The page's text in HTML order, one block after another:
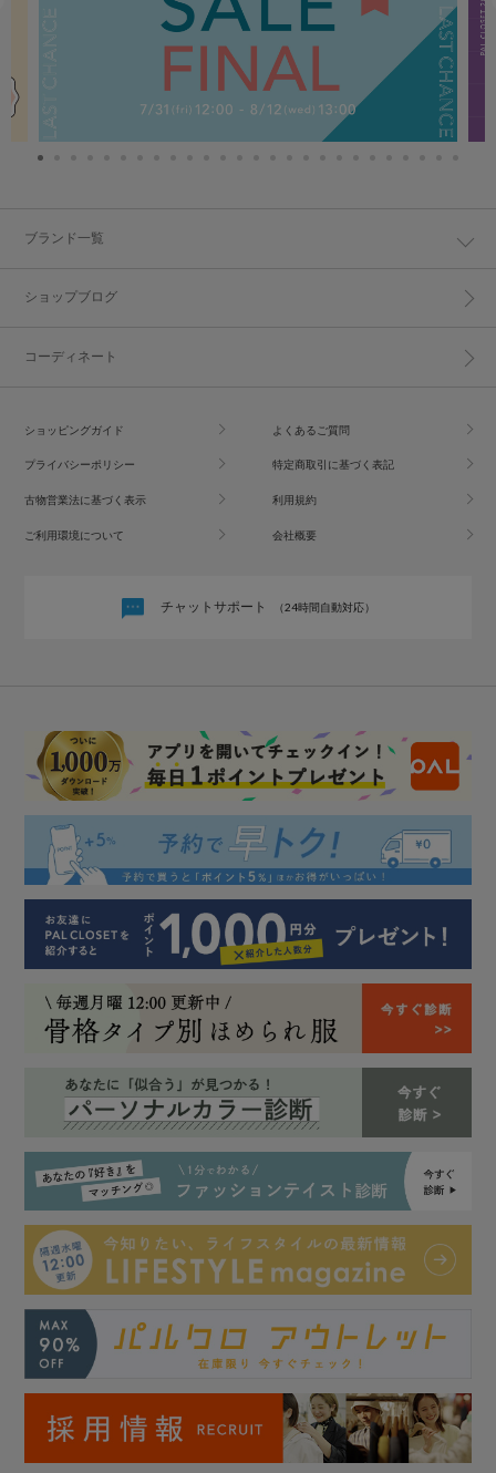
ブランド一覧
ショップブログ
コーディネート
ショッピングガイド よくあるご質問
プライバシーポリシー 特定商取引に基づく表記
古物営業法に基づく表示 利用規約
ご利用環境について 会社概要
チャットサポート （24時間自動対応）